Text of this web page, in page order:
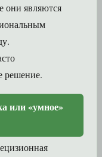
они являются
решение.
или «умное»